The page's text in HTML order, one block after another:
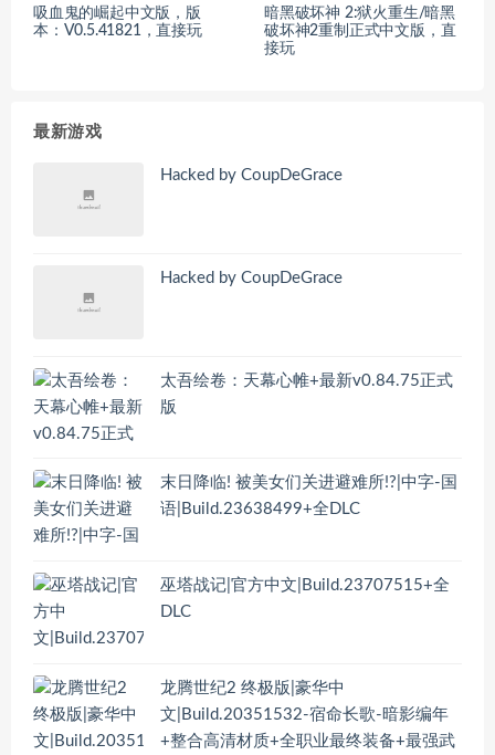
吸血鬼的崛起中文版，版
本：V0.5.41821，直接玩
暗黑破坏神 2:狱火重生/暗黑
破坏神2重制正式中文版，直
接玩
最新游戏
Hacked by CoupDeGrace
Hacked by CoupDeGrace
太吾绘卷：天幕心帷+最新v0.84.75正式
版
末日降临! 被美女们关进避难所!?|中字-国
语|Build.23638499+全DLC
巫塔战记|官方中文|Build.23707515+全
DLC
龙腾世纪2 终极版|豪华中
文|Build.20351532-宿命长歌-暗影编年
+整合高清材质+全职业最终装备+最强武